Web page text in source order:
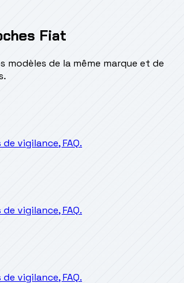
Fiat
modèles de la même marque et de
vigilance, FAQ.
vigilance, FAQ.
vigilance, FAQ.